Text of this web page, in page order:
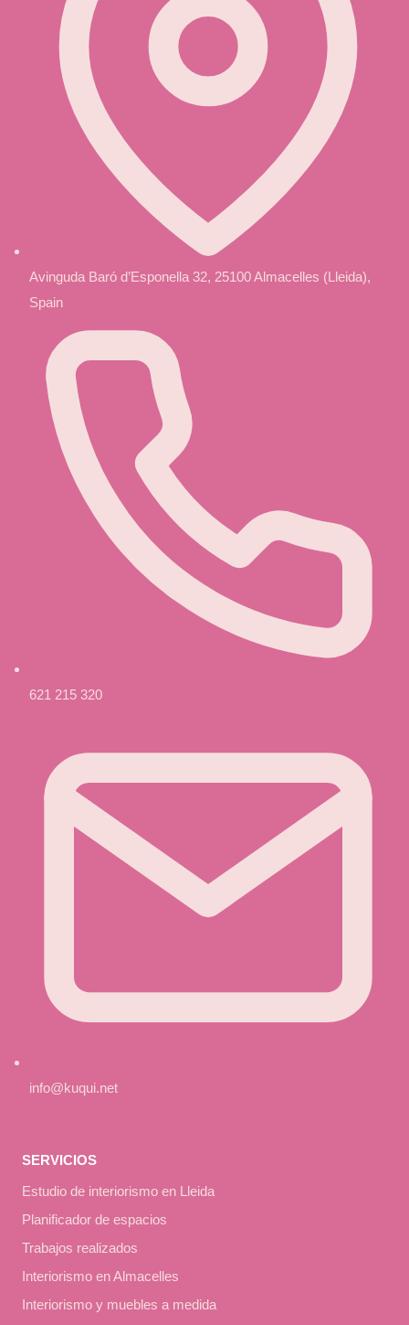
Avinguda Baró d’Esponella 32, 25100 Almacelles (Lleida),
Spain
621 215 320
info@kuqui.net
SERVICIOS
Estudio de interiorismo en Lleida
Planificador de espacios
Trabajos realizados
Interiorismo en Almacelles
Interiorismo y muebles a medida